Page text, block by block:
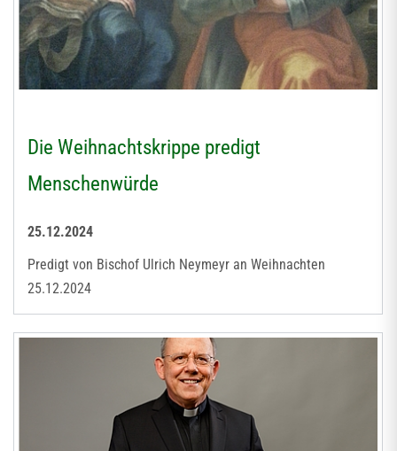
Die Weihnachtskrippe predigt
Menschenwürde
25.12.2024
Predigt von Bischof Ulrich Neymeyr an Weihnachten
25.12.2024